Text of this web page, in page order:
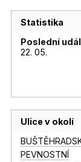
Statistika
Poslední
22. 05.
Ulice v okolí
PEVNOSTNÍ